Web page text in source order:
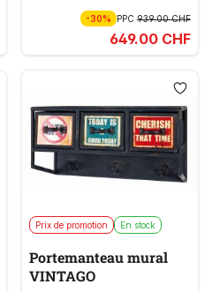
-30% PPC939.00 CHF
649.00 CHF
Prix de promotion En stock
Portemanteau mural
VINTAGO